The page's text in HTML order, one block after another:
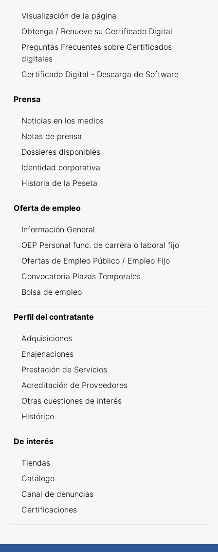
Visualización de la página
Obtenga / Renueve su Certificado Digital
Preguntas Frecuentes sobre Certificados
digitales
Certificado Digital - Descarga de Software
Prensa
Noticias en los medios
Notas de prensa
Dossieres disponibles
Identidad corporativa
Historia de la Peseta
Oferta de empleo
Información General
OEP Personal func. de carrera o laboral fijo
Ofertas de Empleo Público / Empleo Fijo
Convocatoria Plazas Temporales
Bolsa de empleo
Perfil del contratante
Adquisiciones
Enajenaciones
Prestación de Servicios
Acreditación de Proveedores
Otras cuestiones de interés
Histórico
De interés
Tiendas
Catálogo
Canal de denuncias
Certificaciones